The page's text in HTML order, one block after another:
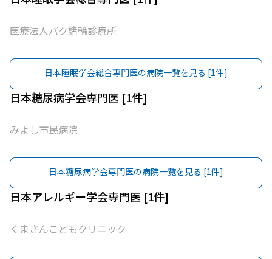
医療法人バク諸輪診療所
日本睡眠学会総合専門医の病院一覧を見る [1件]
日本糖尿病学会専門医 [1件]
みよし市民病院
日本糖尿病学会専門医の病院一覧を見る [1件]
日本アレルギー学会専門医 [1件]
くまさんこどもクリニック